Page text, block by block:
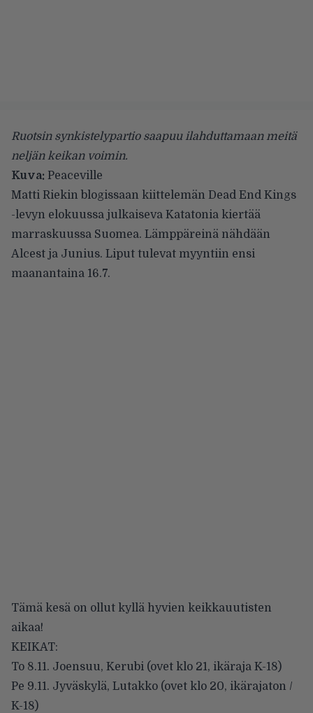
Ruotsin synkistelypartio saapuu ilahduttamaan meitä
neljän keikan voimin.
Kuva: Peaceville
Matti Riekin blogissaan kiittelemän Dead End Kings
-levyn elokuussa julkaiseva Katatonia kiertää
marraskuussa Suomea. Lämppäreinä nähdään
Alcest ja Junius. Liput tulevat myyntiin ensi
maanantaina 16.7.
Tämä kesä on ollut kyllä hyvien keikkauutisten
aikaa!
KEIKAT:
To 8.11. Joensuu, Kerubi (ovet klo 21, ikäraja K-18)
Pe 9.11. Jyväskylä, Lutakko (ovet klo 20, ikärajaton /
K-18)